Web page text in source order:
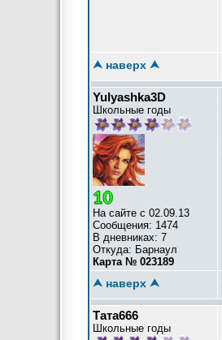
⮝ наверх ⮝
Yulyashka3D
Школьные годы
На сайте с 02.09.13
Сообщения: 1474
В дневниках: 7
Откуда: Барнаул
Карта № 023189
⮝ наверх ⮝
Тата666
Школьные годы